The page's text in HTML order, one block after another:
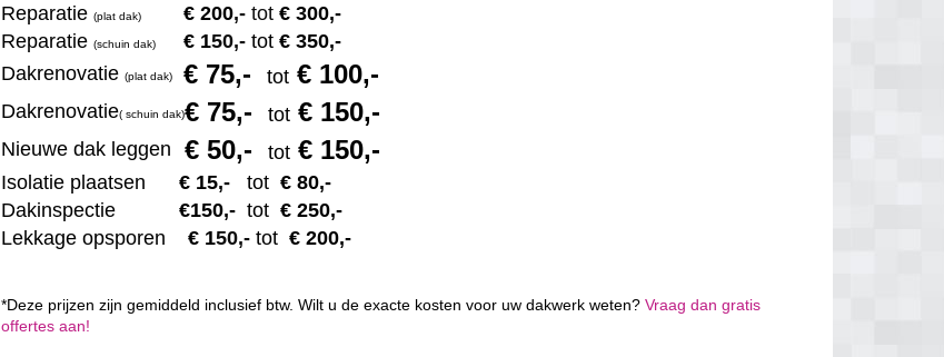
Reparatie(plat dak) € 200,- tot€ 300,-
Reparatie(schuin dak) € 150,- tot€ 350,-
Dakrenovatie(plat dak) € 75,- tot € 100,-
Dakrenovatie(schuin dak)€ 75,- tot € 150,-
Nieuwe dak leggen € 50,- tot € 150,-
Isolatie plaatsen € 15,-tot€ 80,-
Dakinspectie
€150,- tot € 250,-
Lekkage opsporen € 150,- tot€ 200,-
*Deze prijzen zijn gemiddeld inclusief btw. Wilt u de exacte kosten voor uw dakwerk weten?Vraag dan gratis
offertes aan!